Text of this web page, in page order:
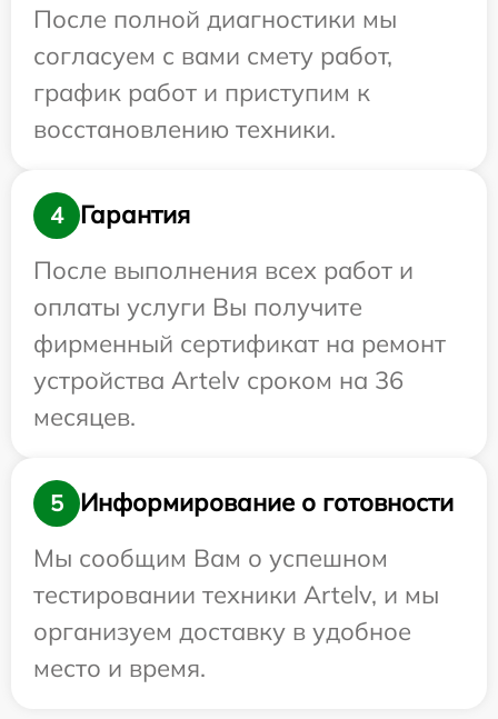
После полной диагностики мы
согласуем с вами смету работ,
график работ и приступим к
восстановлению техники.
4
Гарантия
После выполнения всех работ и
оплаты услуги Вы получите
фирменный сертификат на ремонт
устройства Artelv сроком на 36
месяцев.
5
Информирование о готовности
Мы сообщим Вам о успешном
тестировании техники Artelv, и мы
организуем доставку в удобное
место и время.